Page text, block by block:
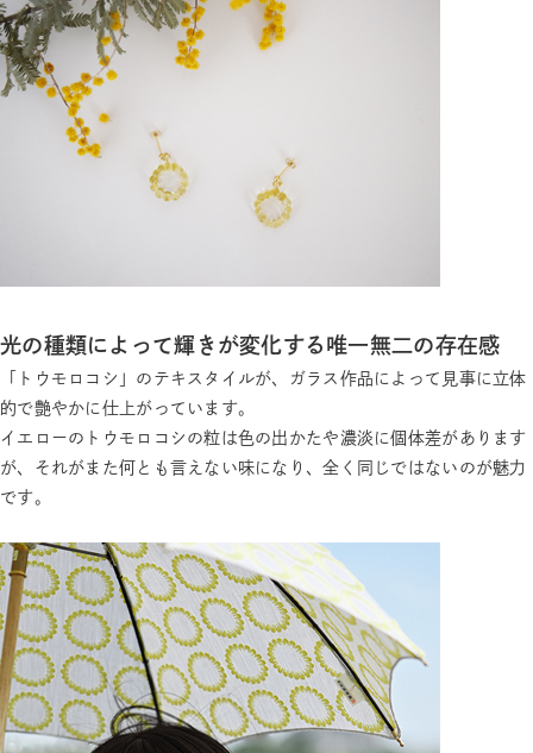
光の種類によって輝きが変化する唯一無二の存在感
「トウモロコシ」のテキスタイルが、ガラス作品によって見事に立体
的で艶やかに仕上がっています。
イエローのトウモロコシの粒は色の出かたや濃淡に個体差があります
が、それがまた何とも言えない味になり、全く同じではないのが魅力
です。